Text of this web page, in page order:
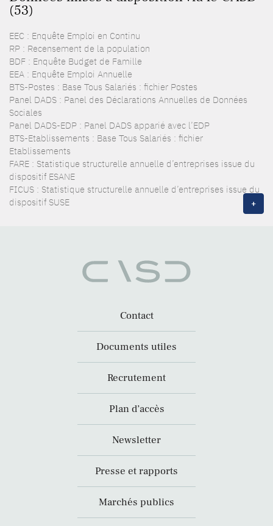
(53)
EEC : Enquête Emploi en Continu
RP : Recensement de la population
BDF : Enquête Budget de Famille
EEA : Enquête Emploi Annuelle
BTS-Postes : Base Tous Salariés : fichier Postes
Panel DADS : Panel des Déclarations Annuelles de Données
Sociales
Panel DADS-EDP : Panel DADS apparié avec l’EDP
BTS-Etablissements : Base Tous Salariés : fichier
Etablissements
FARE : Statistique structurelle annuelle d’entreprises issue du
dispositif ESANE
FICUS : Statistique structurelle annuelle d’entreprises issue du
dispositif SUSE
+
Contact
Documents utiles
Recrutement
Plan d’accès
Newsletter
Presse et rapports
Marchés publics